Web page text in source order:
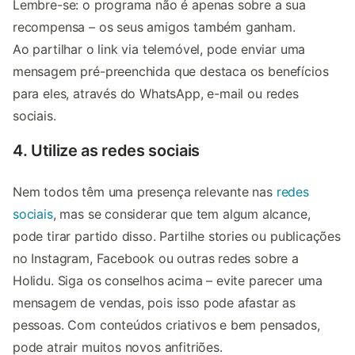
Lembre-se: o programa não é apenas sobre a sua
recompensa – os seus amigos também ganham.
Ao partilhar o link via telemóvel, pode enviar uma
mensagem pré-preenchida que destaca os benefícios
para eles, através do WhatsApp, e-mail ou redes
sociais.
4. Utilize as redes sociais
Nem todos têm uma presença relevante nas redes
sociais, mas se considerar que tem algum alcance,
pode tirar partido disso. Partilhe stories ou publicações
no Instagram, Facebook ou outras redes sobre a
Holidu. Siga os conselhos acima – evite parecer uma
mensagem de vendas, pois isso pode afastar as
pessoas. Com conteúdos criativos e bem pensados,
pode atrair muitos novos anfitriões.